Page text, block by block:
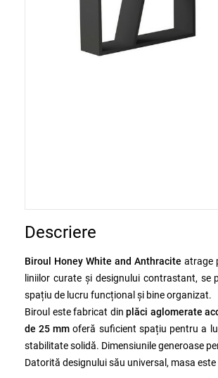
Descriere
Biroul Honey White and Anthracite atrage
liniilor curate și designului contrastant, se
spațiu de lucru funcțional și bine organizat.
Biroul este fabricat din plăci aglomerate
de 25 mm oferă suficient spațiu pentru a
stabilitate solidă. Dimensiunile generoase
Datorită designului său universal, masa